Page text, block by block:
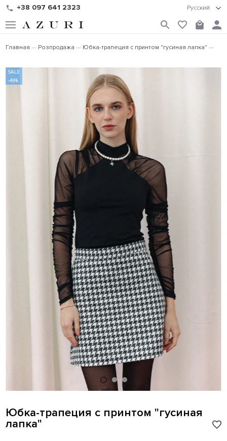
+38 097 641 2323 Русский
Главная Розпродажа Юбка-трапеция с принтом "гусиная лапка"
Юбка-трапеция с принтом "гусиная
лапка"